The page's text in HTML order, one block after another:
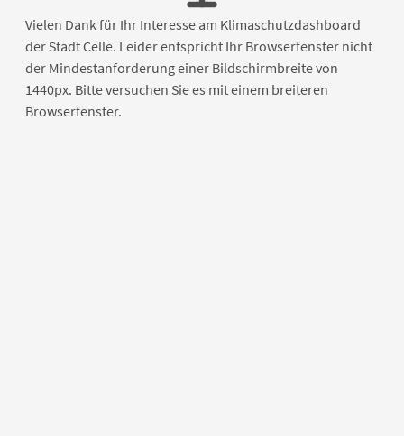
Vielen Dank für Ihr Interesse am Klimaschutzdashboard
der Stadt Celle. Leider entspricht Ihr Browserfenster nicht
der Mindestanforderung einer Bildschirmbreite von
1440px. Bitte versuchen Sie es mit einem breiteren
Browserfenster.